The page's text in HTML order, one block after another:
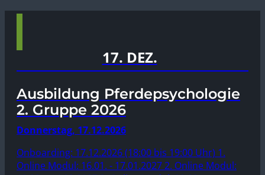
17. DEZ.
Ausbildung Pferdepsychologie
2. Gruppe 2026
Donnerstag, 17.12.2026
Onboarding: 17.12.2026 (18:00 bis 19:00 Uhr) 1.
Online Modul: 16.01. - 17.01.2027 2. Online Modul: